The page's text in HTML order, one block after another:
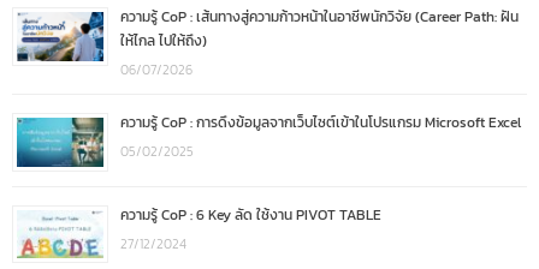
ความรู้ CoP : เส้นทางสู่ความก้าวหน้าในอาชีพนักวิจัย (Career Path: ฝัน
ให้ไกล ไปให้ถึง)
06/07/2026
ความรู้ CoP : การดึงข้อมูลจากเว็บไซต์เข้าในโปรแกรม Microsoft Excel
05/02/2025
ความรู้ CoP : 6 Key ลัด ใช้งาน PIVOT TABLE
27/12/2024